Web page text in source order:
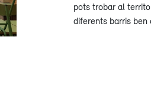
pots trobar al
diferents barris ben